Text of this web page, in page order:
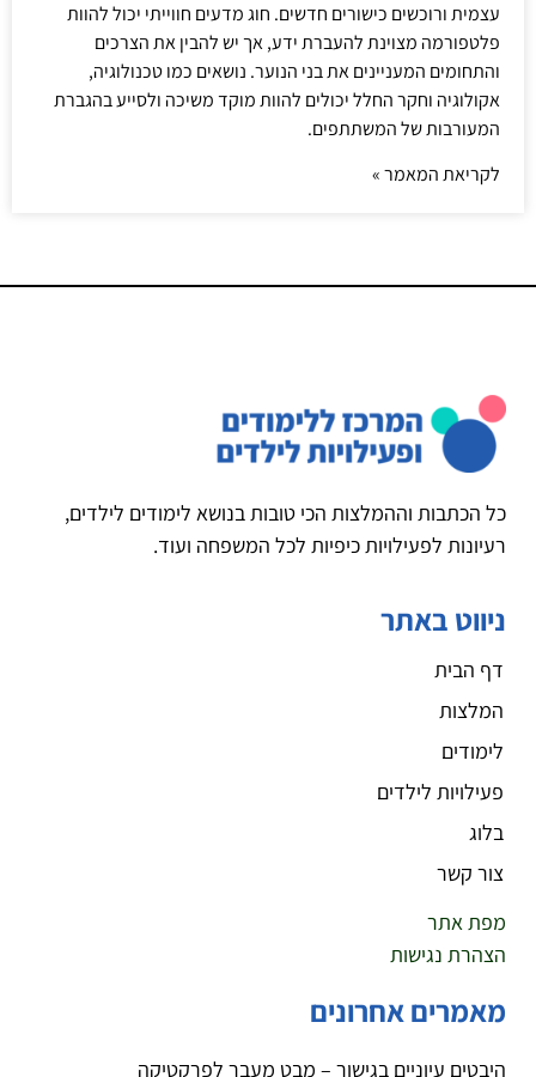
עצמית ורוכשים כישורים חדשים. חוג מדעים חווייתי יכול להוות
פלטפורמה מצוינת להעברת ידע, אך יש להבין את הצרכים
והתחומים המעניינים את בני הנוער. נושאים כמו טכנולוגיה,
אקולוגיה וחקר החלל יכולים להוות מוקד משיכה ולסייע בהגברת
המעורבות של המשתתפים.
לקריאת המאמר »
כל הכתבות וההמלצות הכי טובות בנושא לימודים לילדים,
רעיונות לפעילויות כיפיות לכל המשפחה ועוד.
ניווט באתר
דף הבית
המלצות
לימודים
פעילויות לילדים
בלוג
צור קשר
מפת אתר
הצהרת נגישות
מאמרים אחרונים
היבטים עיוניים בגישור – מבט מעבר לפרקטיקה